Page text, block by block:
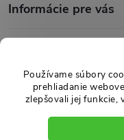
Používame súbory
prehliadanie
zlepšovali jej funkcie,
Informácie pre vás
Copyright 2026Drevospoj